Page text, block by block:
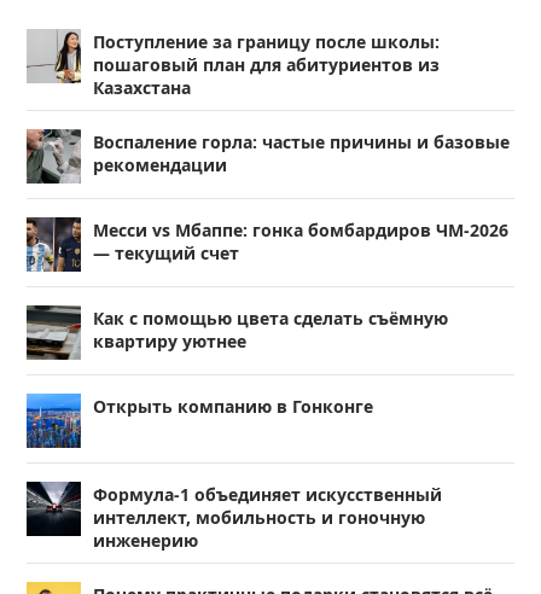
Поступление за границу после школы:
пошаговый план для абитуриентов из
Казахстана
Воспаление горла: частые причины и базовые
рекомендации
Месси vs Мбаппе: гонка бомбардиров ЧМ-2026
— текущий счет
Как с помощью цвета сделать съёмную
квартиру уютнее
Открыть компанию в Гонконге
Формула-1 объединяет искусственный
интеллект, мобильность и гоночную
инженерию